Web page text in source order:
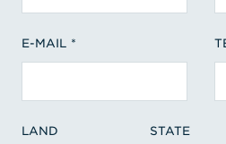
E-MAIL
LAND STATE